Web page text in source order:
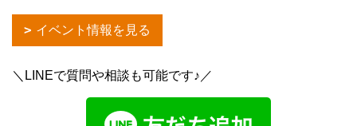
イベント情報を見る
＼LINEで質問や相談も可能です♪／